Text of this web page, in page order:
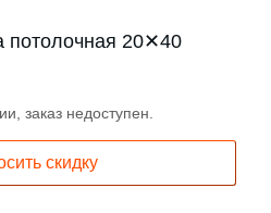
потолочная 20✕40
заказ недоступен.
скидку